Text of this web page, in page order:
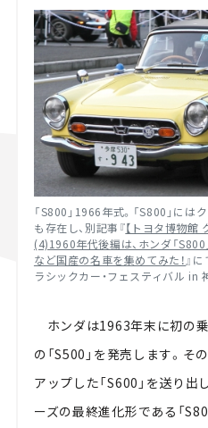
「S800」1966年式。「S800」に
も存在し、別記事『【トヨタ博物館
(4)1960年代後編は、ホンダ「S800
など国産の名車を集めてみた！ 』
ラシックカー・フェスティバル in
ホンダは1963年末に初の
の「S500」を発売します。そ
アップした「S600」を送り出
ーズの最終進化形である「